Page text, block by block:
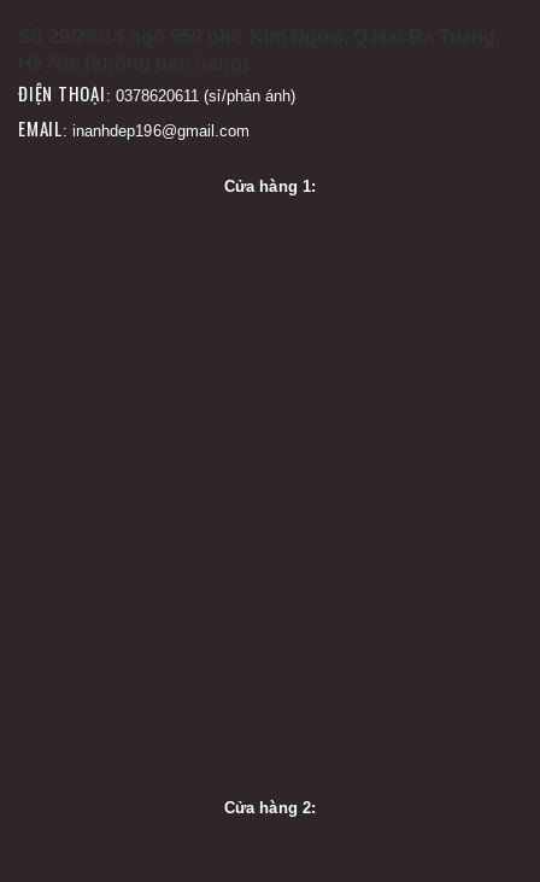
ĐIỆN THOẠI : 0378620611 (sỉ/phản ánh)
EMAIL: inanhdep196@gmail.com
Cửa hàng 1:
Cửa hàng 2: